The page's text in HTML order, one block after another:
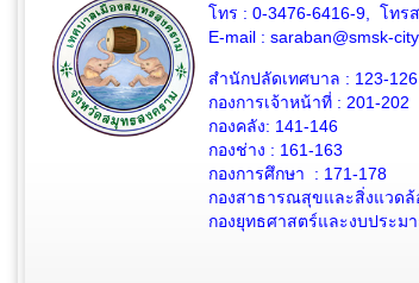
โทร : 0-3476-6416-9, โทร
E-mail : saraban@smsk-
สำนักปลัดเทศบาล : 123-126
กองการเจ้าหน้าที่ : 201-202
กองคลัง: 141-146
กองช่าง : 161-163
กองการศึกษา : 171-178
กองสาธารณสุขและสิ่งแวดล้
กองยุทธศาสตร์และงบประม